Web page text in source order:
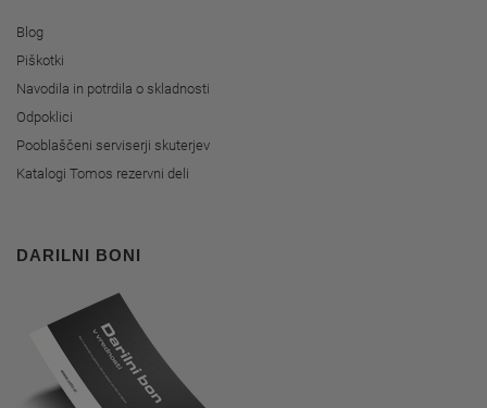
Blog
Piškotki
Navodila in potrdila o skladnosti
Odpoklici
Pooblaščeni serviserji skuterjev
Katalogi Tomos rezervni deli
DARILNI BONI